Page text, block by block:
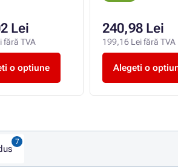
Lei
fără TVA
o optiune
240,98 Lei
199,16 Lei fără TVA
Alegeti o